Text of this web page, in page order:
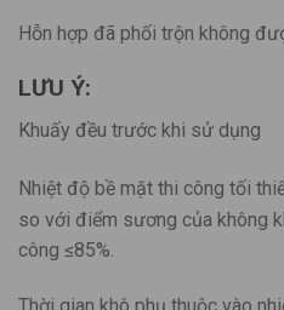
Hỗn hợp đã phối trộn không
LƯU Ý:
Khuấy đều trước khi sử dụng
Nhiệt độ bề mặt thi công tối
so với điểm sương của không
công ≤85%.
Thời gian khô phụ thuộc vào